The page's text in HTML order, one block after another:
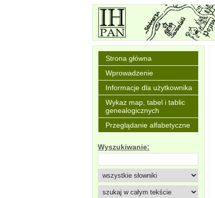
Strona główna
Wprowadzenie
Informacje dla użytkownika
Wykaz map, tabel i tablic
genealogicznych
Przeglądanie alfabetyczne
Wyszukiwanie: